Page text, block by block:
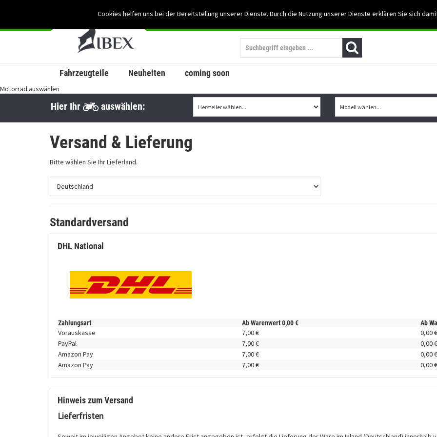
Cookies helfen uns bei der Bereitstellung unserer Dienste. Durch die Nutzung unserer Dienste erklären Sie sich
Mein Konto Support: 03501-
Fahrzeugteile Neuheiten coming soon
Motorrad auswählen
Hier Ihr auswählen:
Versand & Lieferung
Bitte wählen Sie Ihr Lieferland.
Standardversand
DHL National
Zahlungsart Ab Warenwert0,00€ Ab
Vorauskasse 7,00€ 0,00€
PayPal
7,00€ 0,00€
Amazon Pay
7,00€ 0,00€
Amazon Pay
7,00€ 0,00€
Hinweis zum Versand
Lieferfristen